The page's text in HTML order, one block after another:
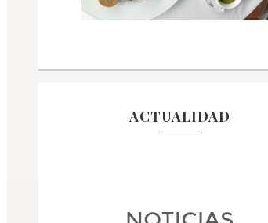
ACTUALIDAD